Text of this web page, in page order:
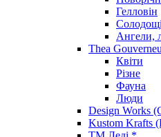
Гелловін
Ангели,
Thea
Квіти
Різне
Фауна
Люди
Design Works
Kustom Krafts